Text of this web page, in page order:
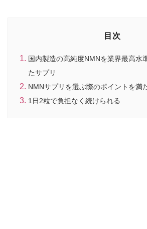
目次
国内製造の高純度NMNを業界最高水
たサプリ
NMNサプリを選ぶ際のポイントを満
1日2粒で負担なく続けられる